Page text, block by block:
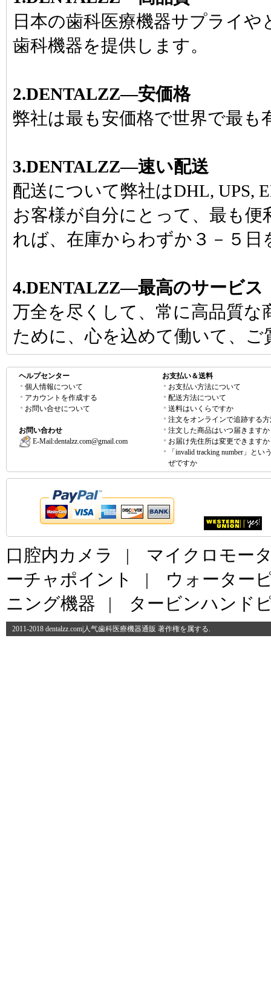
日本の歯科医療機器サプライ
歯科機器を提供します。
2.DENTALZZ―安価格
弊社は最も安価格で世界で最も
3.DENTALZZ―速い配送
配送について弊社はDHL, UPS,
お客様が自分にとって、最も
れば、在庫からわずか３－５日
4.DENTALZZ―最高のサービス
万全を尽くして、常に高品質
ために、心を込めて働いて、
ヘルプセンター
個人情報について
アカウントを作成する
お問い合せについて
お問い合わせ
E-Mail:dentalzz.com@gmail.com
お支払い＆送料
お支払い方法について
配送方法について
送料はいくらですか
注文をオンラインで追跡する
注文した商品はいつ届きますか
お届け先住所は変更できますか
「invalid tracking number」とい
ぜですか
口腔内カメラ | マイクロモー
ーチャポイント
| ウォーター
ニング機器 | タービンハンド
2011-2018 dentalzz.com|人气歯科医療機器通販 著作権を属する.